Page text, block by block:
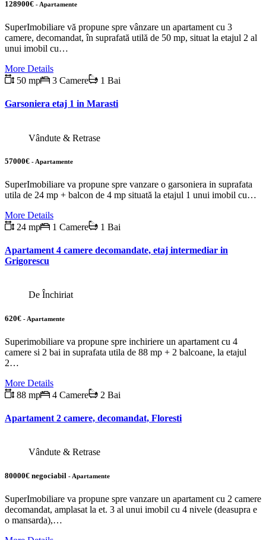
128900€ - Apartamente
SuperImobiliare vă propune spre vânzare un apartament cu 3
camere, decomandat, în suprafată utilă de 50 mp, situat la etajul 2 al
unui imobil cu…
More Details
50 mp
3 Camere 1 Bai
Garsoniera etaj 1 in Marasti
Vândute & Retrase
57000€ - Apartamente
SuperImobiliare va propune spre vanzare o garsoniera in suprafata
utila de 24 mp + balcon de 4 mp situată la etajul 1 unui imobil cu…
More Details
24 mp
1 Camere 1 Bai
Apartament 4 camere decomandate, etaj intermediar in
Grigorescu
De Închiriat
620€ - Apartamente
Superimobiliare va propune spre inchiriere un apartament cu 4
camere si 2 bai in suprafata utila de 88 mp + 2 balcoane, la etajul
2…
More Details
88 mp
4 Camere 2 Bai
Apartament 2 camere, decomandat, Floresti
Vândute & Retrase
80000€ negociabil - Apartamente
SuperImobiliare va propune spre vanzare un apartament cu 2 camere
decomandat, amplasat la et. 3 al unui imobil cu 4 nivele (deasupra e
o mansarda),…